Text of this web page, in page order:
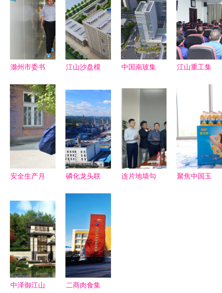
滁州市委书
深入我集团
调研指导工
作
江山沙盘模
精工诠释宏
伟蓝图——
江删集团专
业服务引领
行业标杆
中国南玻集
建筑革命
江山重工集
新篇章的高
层变动分析
安全生产月
懈，防线筑
心间——江
山重工集团
上演火灾应
急救援实景
演练
磷化龙头联
手笔如何重
塑江山瓮福
循环经济新
图景
连片地墙勾
聚焦中国玉
中泽御江山 二商肉食集